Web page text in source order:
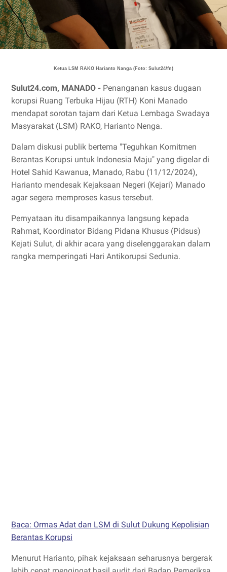
Ketua LSM RAKO Harianto Nanga (Foto: Sulut24/fn)
Sulut24.com, MANADO - Penanganan kasus dugaan
korupsi Ruang Terbuka Hijau (RTH) Koni Manado
mendapat sorotan tajam dari Ketua Lembaga Swadaya
Masyarakat (LSM) RAKO, Harianto Nenga.
Dalam diskusi publik bertema "Teguhkan Komitmen
Berantas Korupsi untuk Indonesia Maju" yang digelar di
Hotel Sahid Kawanua, Manado, Rabu (11/12/2024),
Harianto mendesak Kejaksaan Negeri (Kejari) Manado
agar segera memproses kasus tersebut.
Pernyataan itu disampaikannya langsung kepada
Rahmat, Koordinator Bidang Pidana Khusus (Pidsus)
Kejati Sulut, di akhir acara yang diselenggarakan dalam
rangka memperingati Hari Antikorupsi Sedunia.
Baca: Ormas Adat dan LSM di Sulut Dukung Kepolisian
Berantas Korupsi
Menurut Harianto, pihak kejaksaan seharusnya bergerak